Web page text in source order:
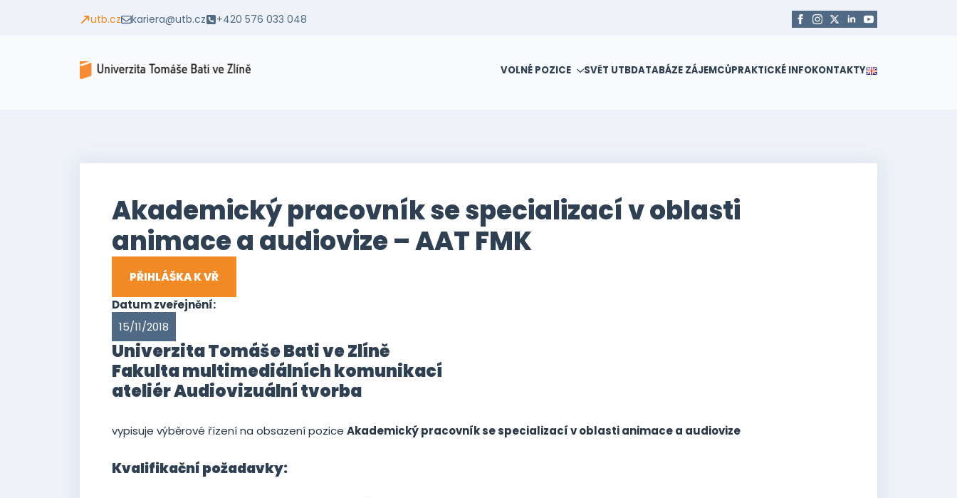
utb.cz kariera@utb.cz +420 576 033 048
VOLNÉ POZICE SVĚT UTBDATABÁZE ZÁJEMCŮPRAKTICKÉ INFOKONTAKTY
Akademický pracovník se specializací v oblasti
animace a audiovize – AAT FMK
PŘIHLÁŠKA K VŘ
Datum zveřejnění:
15/11/2018
Univerzita Tomáše Bati ve Zlíně
Fakulta multimediálních komunikací
ateliér Audiovizuální tvorba
vypisuje výběrové řízení na obsazení pozice Akademický pracovník se specializací v oblasti animace a audiovize
Kvalifikační požadavky: